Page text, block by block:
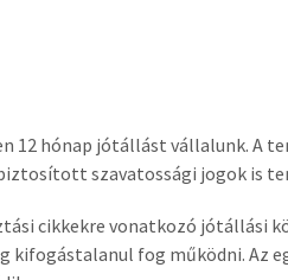
12 hónap jótállást vállalunk.
szavatossági jogok is
cikkekre vonatkozó jótállási
kifogástalanul fog működni. Az